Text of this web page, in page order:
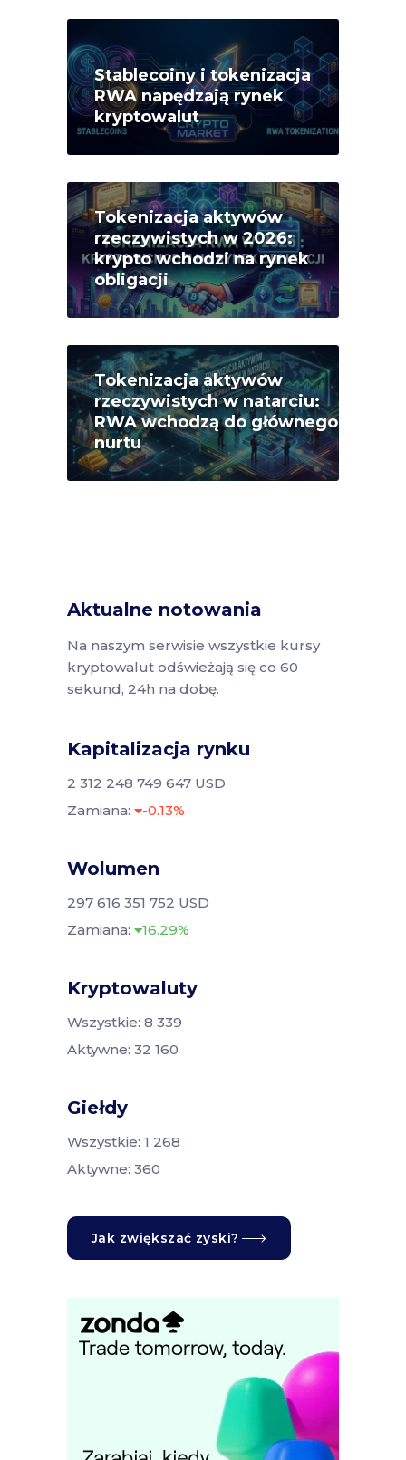
Stablecoiny i tokenizacja
RWA napędzają rynek
kryptowalut
Tokenizacja aktywów
rzeczywistych w 2026:
krypto wchodzi na rynek
obligacji
Tokenizacja aktywów
rzeczywistych w natarciu:
RWA wchodzą do głównego
nurtu
Aktualne notowania
Na naszym serwisie wszystkie kursy
kryptowalut odświeżają się co 60
sekund, 24h na dobę.
Kapitalizacja rynku
2 312 248 749 647 USD
Zamiana:
-0.13%
Wolumen
297 616 351 752 USD
Zamiana:
16.29%
Kryptowaluty
Wszystkie: 8 339
Aktywne: 32 160
Giełdy
Wszystkie: 1 268
Aktywne: 360
Jak zwiększać zyski?